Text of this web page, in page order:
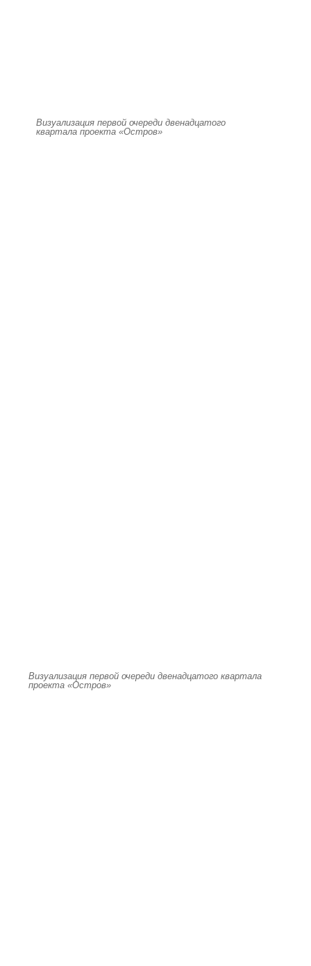
Визуализация первой очереди двенадцатого
квартала проекта «Остров»
Визуализация первой очереди двенадцатого квартала
проекта «Остров»